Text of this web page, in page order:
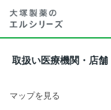
取扱い医療機関・店舗
マップを見る